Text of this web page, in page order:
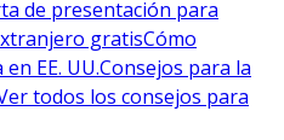
de presentación para
gratisCómo
EE. UU.Consejos para la
todos los consejos para